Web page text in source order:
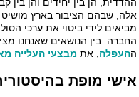
הן בין יחידים והן בין
שבהם הציבור בארץ מושיט
לידי ביטוי את ערכי
בין הנושאים שאנחנו
, אתמבצעי העלייה
מופת בהיסטוריה